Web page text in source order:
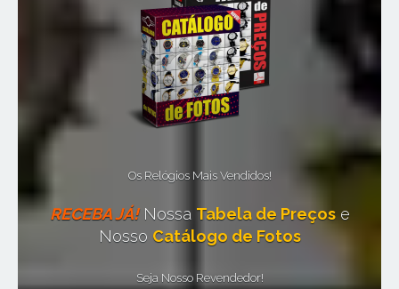
Os Relógios Mais Vendidos!
RECEBA JÁ!Nossa Tabela de Preçose
Nosso Catálogo de Fotos
Seja Nosso Revendedor!